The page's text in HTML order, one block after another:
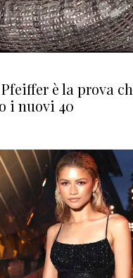
è la prova
i nuovi 40